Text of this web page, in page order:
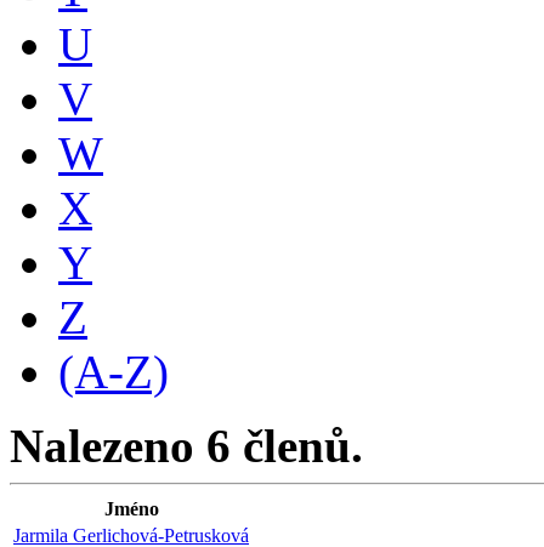
U
V
W
X
Y
Z
(A-Z)
Nalezeno 6 členů.
Jméno
Jarmila Gerlichová-Petrusková